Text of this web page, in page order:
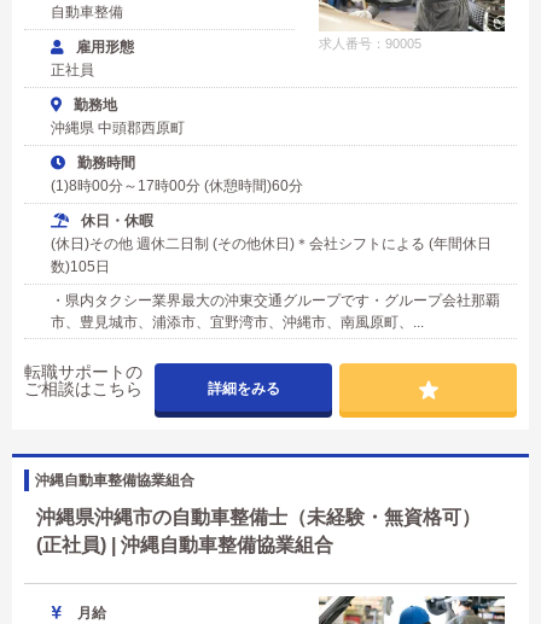
求人番号：90005
自動車整備
雇用形態
正社員
勤務地
沖縄県 中頭郡西原町
勤務時間
(1)8時00分～17時00分 (休憩時間)60分
休日・休暇
(休日)その他 週休二日制 (その他休日)＊会社シフトによる (年間休日
数)105日
・県内タクシー業界最大の沖東交通グループです・グループ会社那覇
市、豊見城市、浦添市、宜野湾市、沖縄市、南風原町、...
転職サポートの
ご相談はこちら
詳細をみる
沖縄自動車整備協業組合
沖縄県沖縄市の自動車整備士（未経験・無資格可）
(正社員) | 沖縄自動車整備協業組合
月給